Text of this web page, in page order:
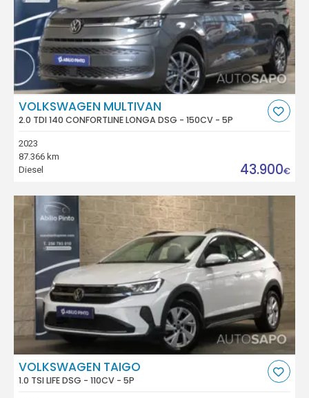
VOLKSWAGEN MULTIVAN
2.0 TDI 140 CONFORTLINE LONGA DSG - 150CV - 5P
2023
87.366 km
Diesel
43.900€
VOLKSWAGEN TAIGO
1.0 TSI LIFE DSG - 110CV - 5P